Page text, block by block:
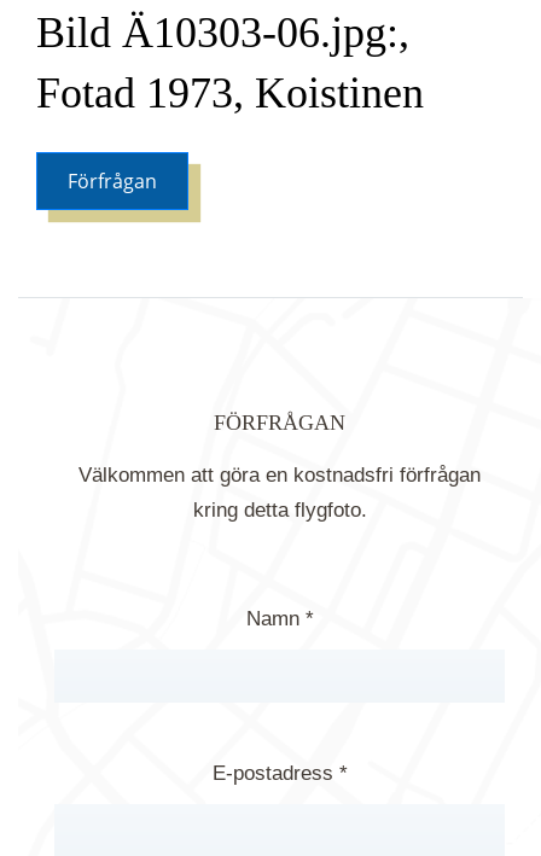
Bild Ä10303-06.jpg:,
Fotad 1973, Koistinen
Förfrågan
FÖRFRÅGAN
Välkommen att göra en kostnadsfri förfrågan
kring detta flygfoto.
Namn *
E-postadress *